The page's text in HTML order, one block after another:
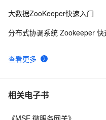
查看更多
大数据ZooKeeper快速入门
分布式协调系统 Zookeeper 快
相关电子书